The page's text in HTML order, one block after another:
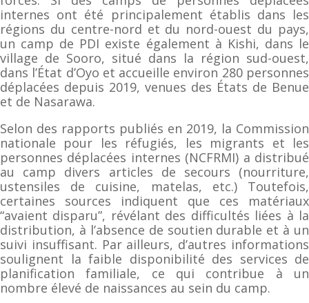
internes ont été principalement établis dans les
régions du centre-nord et du nord-ouest du pays,
un camp de PDI existe également à Kishi, dans le
village de Sooro, situé dans la région sud-ouest,
dans l’État d’Oyo et accueille environ 280 personnes
déplacées depuis 2019, venues des États de Benue
et de Nasarawa.
Selon des rapports publiés en 2019, la Commission
nationale pour les réfugiés, les migrants et les
personnes déplacées internes (NCFRMI) a distribué
au camp divers articles de secours (nourriture,
ustensiles de cuisine, matelas, etc.) Toutefois,
certaines sources indiquent que ces matériaux
“avaient disparu”, révélant des difficultés liées à la
distribution, à l’absence de soutien durable et à un
suivi insuffisant. Par ailleurs, d’autres informations
soulignent la faible disponibilité des services de
planification familiale, ce qui contribue à un
nombre élevé de naissances au sein du camp.